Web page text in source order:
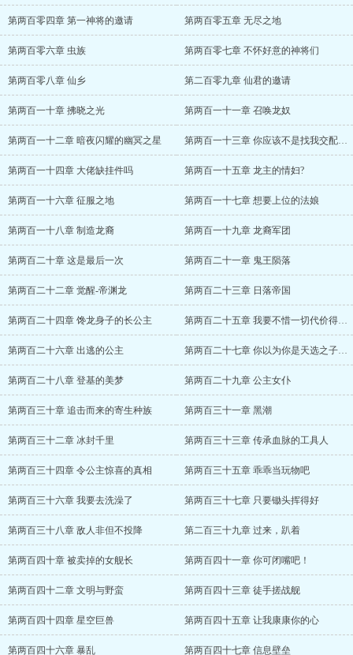
第两百零四章 第一神将的邀请 第两百零五章 无尽之地
第两百零六章 虫族 第两百零七章 不怀好意的神将们
第两百零八章 仙乡 第二百零九章 仙君的邀请
第两百一十章 拂晓之光 第两百一十一章 召唤龙奴
第两百一十二章 暗夜闪耀的幽冥之星 第两百一十三章 你应该不是找我交配的吧
第两百一十四章 大佬缺挂件吗 第两百一十五章 龙主的情妇?
第两百一十六章 征服之地 第两百一十七章 想要上位的法娘
第两百一十八章 制造龙裔 第两百一十九章 龙裔军团
第两百二十章 这是最后一次 第两百二十一章 鬼王陨落
第两百二十二章 觉醒-帝渊龙 第两百二十三章 日落帝国
第两百二十四章 馋龙身子的长公主 第两百二十五章 我要不惜一切代价得到他
第两百二十六章 出逃的公主 第两百二十七章 你以为你是天选之子吗？
第两百二十八章 登基的美梦 第两百二十九章 公主女仆
第两百三十章 追击而来的寄生种族 第两百三十一章 黑潮
第两百三十二章 冰封千里 第两百三十三章 传承血脉的工具人
第两百三十四章 令公主惊喜的真相 第两百三十五章 乖乖当玩物吧
第两百三十六章 我要去洗澡了 第两百三十七章 只要锄头挥得好
第两百三十八章 敌人非但不投降 第二百三十九章 过来，趴着
第两百四十章 被卖掉的女舰长 第两百四十一章 你可闭嘴吧！
第两百四十二章 文明与野蛮 第两百四十三章 徒手搓战舰
第两百四十四章 星空巨兽 第两百四十五章 让我康康你的心
第两百四十六章 暴乱 第两百四十七章 信息壁垒